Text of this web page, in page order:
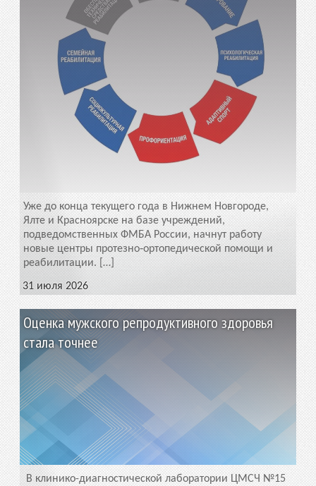
31 июля 2026
Уже до конца текущего года в Нижнем Новгороде,
Ялте и Красноярске на базе учреждений,
подведомственных ФМБА России, начнут работу
новые центры протезно‑ортопедической помощи и
реабилитации. […]
Оценка мужского репродуктивного здоровья
стала точнее
В клинико-диагностической лаборатории ЦМСЧ №15